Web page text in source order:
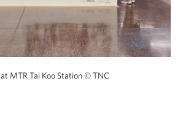
at MTR Tai Koo Station© TNC